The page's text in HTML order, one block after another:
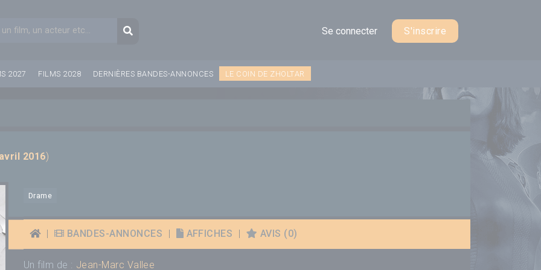
de rechercheRecherche
Se connecter S'inscrire
2027 FILMS 2028 DERNIÈRES BANDES-ANNONCES LE COIN DE ZHOLTAR
2016)
Drame
BANDES-ANNONCES AFFICHES AVIS (0)
Un film de : Jean-Marc Vallee